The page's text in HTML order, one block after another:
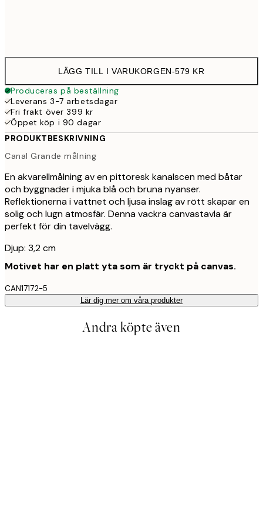
LÄGG TILL I VARUKORGEN-579 KR
Produceras på beställning
Leverans 3-7 arbetsdagar
Fri frakt över 399 kr
Öppet köp i 90 dagar
PRODUKTBESKRIVNING
Canal Grande målning
En akvarellmålning av en pittoresk kanalscen med båtar
och byggnader i mjuka blå och bruna nyanser.
Reflektionerna i vattnet och ljusa inslag av rött skapar en
solig och lugn atmosfär. Denna vackra canvastavla är
perfekt för din tavelvägg.
Djup: 3,2 cm
Motivet har en platt yta som är tryckt på canvas.
CAN17172-5
Lär dig mer om våra produkter
Andra köpte även